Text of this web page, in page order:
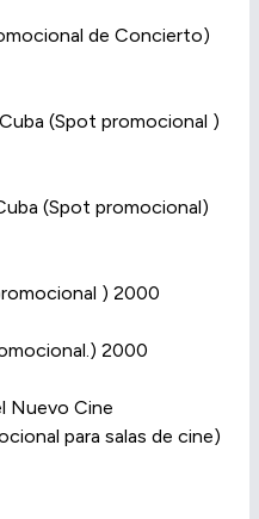
de Concierto)
(Spot promocional )
(Spot promocional)
) 2000
2000
Nuevo Cine
para salas de cine)